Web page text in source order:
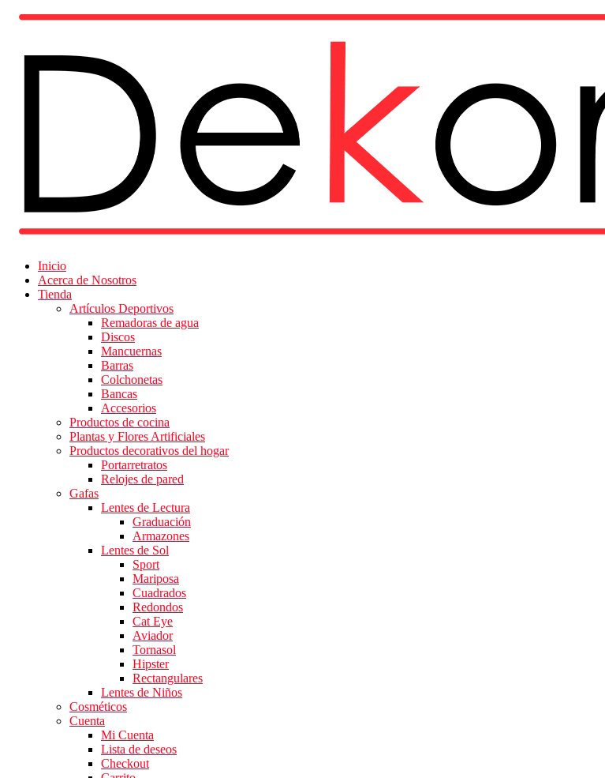
Inicio
Acerca de Nosotros
Tienda
Artículos Deportivos
Remadoras de agua
Discos
Mancuernas
Barras
Colchonetas
Bancas
Accesorios
Productos de cocina
Plantas y Flores Artificiales
Productos decorativos del hogar
Portarretratos
Relojes de pared
Gafas
Lentes de Lectura
Graduación
Armazones
Lentes de Sol
Sport
Mariposa
Cuadrados
Redondos
Cat Eye
Aviador
Tornasol
Hipster
Rectangulares
Lentes de Niños
Cosméticos
Cuenta
Mi Cuenta
Lista de deseos
Checkout